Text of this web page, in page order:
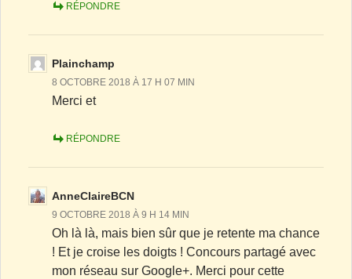
RÉPONDRE
Plainchamp
8 OCTOBRE 2018 À 17 H 07 MIN
Merci et
RÉPONDRE
AnneClaireBCN
9 OCTOBRE 2018 À 9 H 14 MIN
Oh là là, mais bien sûr que je retente ma chance
! Et je croise les doigts ! Concours partagé avec
mon réseau sur Google+. Merci pour cette